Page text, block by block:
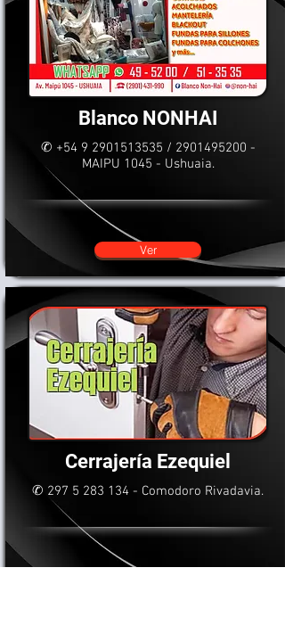
Blanco NONHAI
✆ +54 9 2901513535 / 2901495200 -
MAIPU 1045 - Ushuaia.
Ver
Cerrajería Ezequiel
✆ 297 5 283 134 - Comodoro Rivadavia.